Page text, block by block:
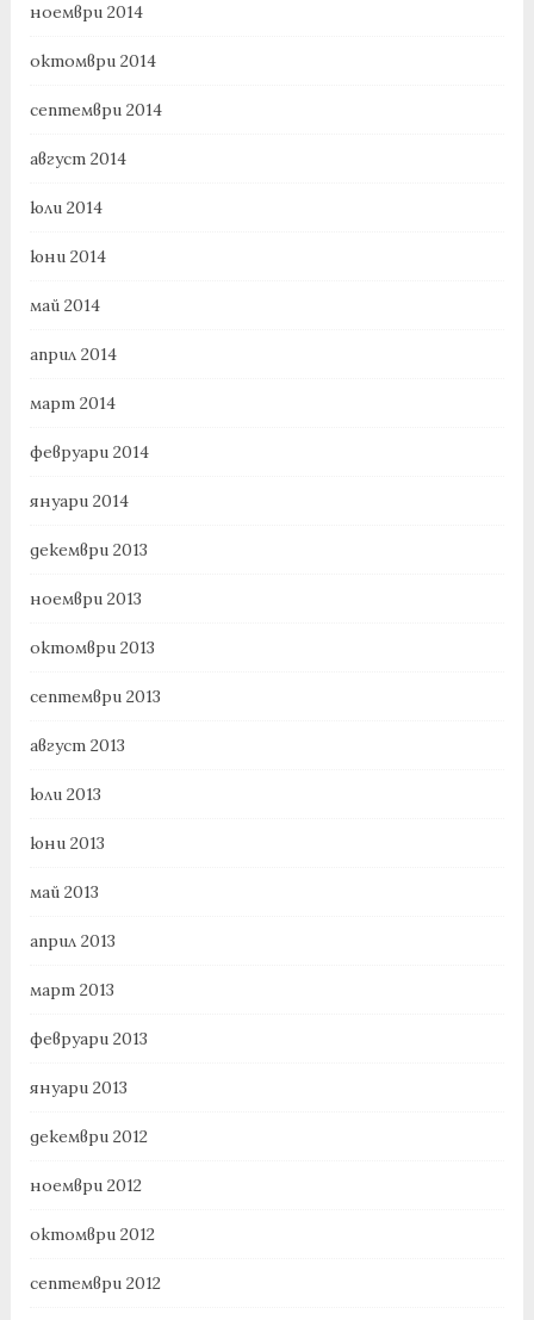
ноември 2014
октомври 2014
септември 2014
август 2014
юли 2014
юни 2014
май 2014
април 2014
март 2014
февруари 2014
януари 2014
декември 2013
ноември 2013
октомври 2013
септември 2013
август 2013
юли 2013
юни 2013
май 2013
април 2013
март 2013
февруари 2013
януари 2013
декември 2012
ноември 2012
октомври 2012
септември 2012